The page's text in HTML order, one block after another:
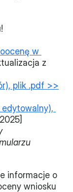
w
z
plik .pdf >>
edytowalny),
informacje o
wniosku